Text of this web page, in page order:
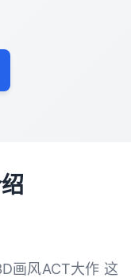
画风ACT大作 这